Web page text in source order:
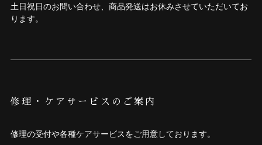
土日祝日のお問い合わせ、商品発送はお休みさせていただいてお
ります。
修理・ケアサービスのご案内
修理の受付や各種ケアサービスをご用意しております。